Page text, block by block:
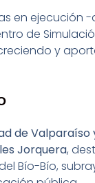
en ejecución
de
y
de
Jorquera,
Bío-Bío,